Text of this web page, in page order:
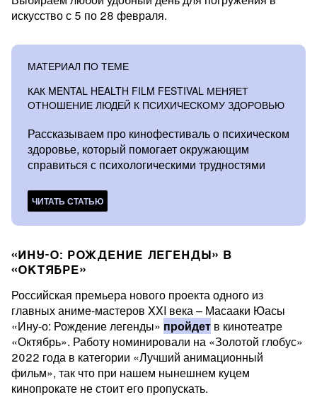
искусство с 5 по 28 февраля.
МАТЕРИАЛ ПО ТЕМЕ
КАК MENTAL HEALTH FILM FESTIVAL МЕНЯЕТ
ОТНОШЕНИЕ ЛЮДЕЙ К ПСИХИЧЕСКОМУ ЗДОРОВЬЮ
ЧИТАТЬ СТАТЬЮ
Рассказываем про кинофестиваль о психическом
здоровье, который помогает окружающим
справиться с психологическими трудностями
«ИНУ-О: РОЖДЕНИЕ ЛЕГЕНДЫ» В
«ОКТЯБРЕ»
Российская премьера нового проекта одного из
главных аниме-мастеров XXI века – Масааки Юасы
«Ину-о: Рождение легенды» пройдет в кинотеатре
«Октябрь». Работу номинировали на «Золотой глобус»
2022 года в категории «Лучший анимационный
фильм», так что при нашем нынешнем куцем
кинопрокате не стоит его пропускать.